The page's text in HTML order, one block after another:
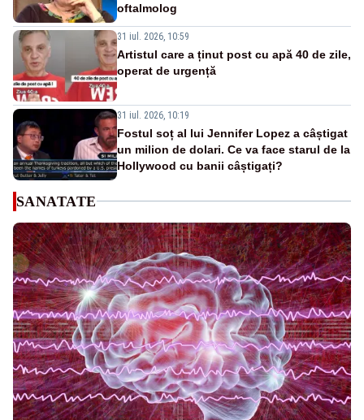
oftalmolog
31 iul. 2026, 10:59
Artistul care a ținut post cu apă 40 de zile,
operat de urgență
31 iul. 2026, 10:19
Fostul soț al lui Jennifer Lopez a câștigat
un milion de dolari. Ce va face starul de la
Hollywood cu banii câștigați?
SANATATE